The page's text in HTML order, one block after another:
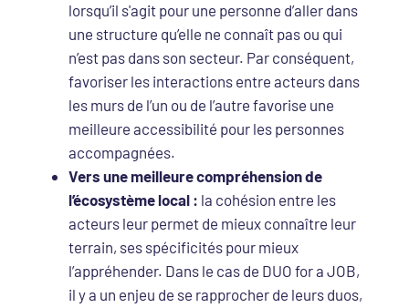
lorsqu’il s'agit pour une personne d’aller dans
une structure qu’elle ne connaît pas ou qui
n’est pas dans son secteur. Par conséquent,
favoriser les interactions entre acteurs dans
les murs de l’un ou de l’autre favorise une
meilleure accessibilité pour les personnes
accompagnées.
Vers une meilleure compréhension de
l’écosystème local : la cohésion entre les
acteurs leur permet de mieux connaître leur
terrain, ses spécificités pour mieux
l’appréhender. Dans le cas de DUO for a JOB,
il y a un enjeu de se rapprocher de leurs duos,